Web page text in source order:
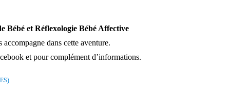
Bébé et Réflexologie Bébé Affective
dans cette aventure.
et pour complément d’informations.